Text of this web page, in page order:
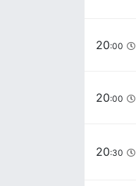
20:00
20:00
20:30